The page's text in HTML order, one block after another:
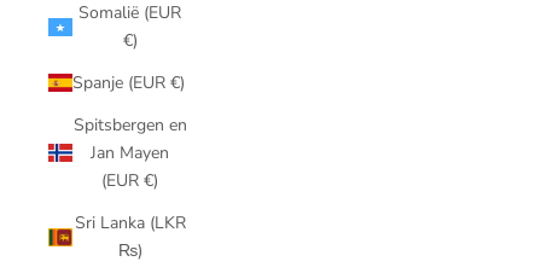
Somalië (EUR
€)
Spanje (EUR €)
Spitsbergen en
Jan Mayen
(EUR €)
Sri Lanka (LKR
₨)